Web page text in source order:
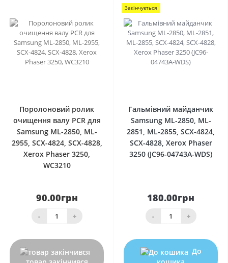
Поролоновий ролик
очищення валу PCR для
Samsung ML-2850, ML-
2955, SCX-4824, SCX-4828,
Xerox Phaser 3250,
WC3210
90.00грн
- +
Закінчується
Гальмівний майданчик
Samsung ML-2850, ML-
2851, ML-2855, SCX-4824,
SCX-4828, Xerox Phaser
3250 (JC96-04743A-WDS)
180.00грн
- +
До